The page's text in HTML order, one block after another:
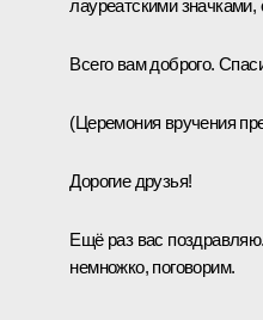
лауреатскими
Всего вам доброго.
(Церемония вручения
Дорогие друзья!
Ещё раз вас
немножко, поговорим.